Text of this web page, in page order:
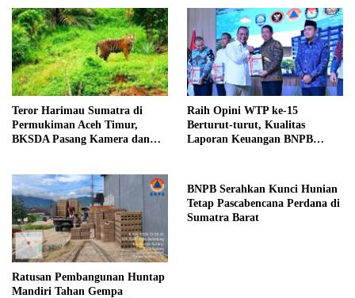
Teror Harimau Sumatra di
Permukiman Aceh Timur,
BKSDA Pasang Kamera dan
Raih Opini WTP ke-15
Berturut-turut, Kualitas
Laporan Keuangan BNPB
Ratusan Pembangunan Huntap
Mandiri Tahan Gempa
BNPB Serahkan Kunci Hunian
Tetap Pascabencana Perdana di
Sumatra Barat